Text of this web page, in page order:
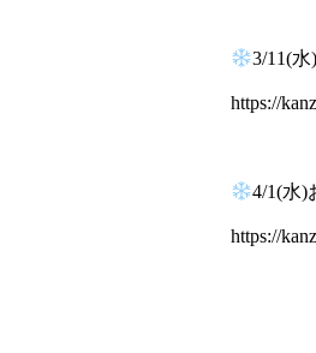
3/11(
https://
4/1(水)
https://